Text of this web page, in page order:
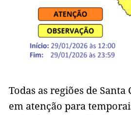
Todas as regiões de Santa
em atenção para